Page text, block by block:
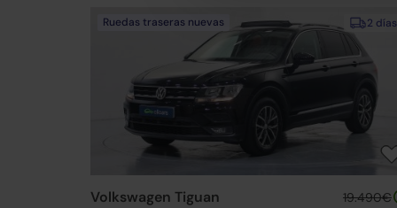
2 días
Ruedas traseras nuevas
Volkswagen Tiguan 19.490€